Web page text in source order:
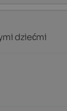
dziećmi